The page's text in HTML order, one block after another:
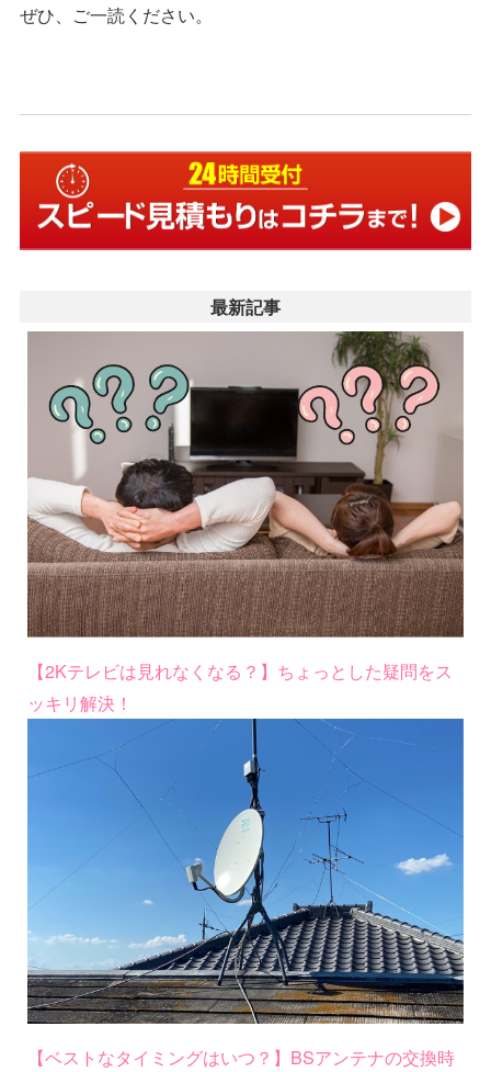
ぜひ、ご一読ください。
最新記事
【2Kテレビは見れなくなる？】ちょっとした疑問をス
ッキリ解決！
【ベストなタイミングはいつ？】BSアンテナの交換時